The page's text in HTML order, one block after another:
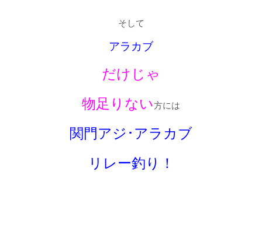
そして
アラカブ
だけじゃ
物足りない方には
関門アジ･アラカブ
リレー釣り！